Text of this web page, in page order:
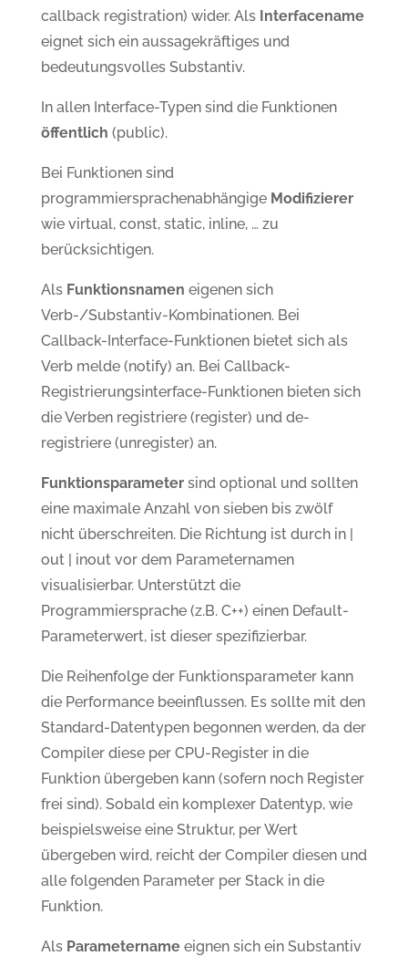
callback registration) wider. Als Interfacename
eignet sich ein aussagekräftiges und
bedeutungsvolles Substantiv.
In allen Interface-Typen sind die Funktionen
öffentlich (public).
Bei Funktionen sind
programmiersprachenabhängige Modifizierer
wie virtual, const, static, inline, … zu
berücksichtigen.
Als Funktionsnamen eigenen sich
Verb-/Substantiv-Kombinationen. Bei
Callback-Interface-Funktionen bietet sich als
Verb melde (notify) an. Bei Callback-
Registrierungsinterface-Funktionen bieten sich
die Verben registriere (register) und de-
registriere (unregister) an.
Funktionsparameter sind optional und sollten
eine maximale Anzahl von sieben bis zwölf
nicht überschreiten. Die Richtung ist durch in |
out | inout vor dem Parameternamen
visualisierbar. Unterstützt die
Programmiersprache (z.B. C++) einen Default-
Parameterwert, ist dieser spezifizierbar.
Die Reihenfolge der Funktionsparameter kann
die Performance beeinflussen. Es sollte mit den
Standard-Datentypen begonnen werden, da der
Compiler diese per CPU-Register in die
Funktion übergeben kann (sofern noch Register
frei sind). Sobald ein komplexer Datentyp, wie
beispielsweise eine Struktur, per Wert
übergeben wird, reicht der Compiler diesen und
alle folgenden Parameter per Stack in die
Funktion.
Als Parameternameeignen sich ein Substantiv